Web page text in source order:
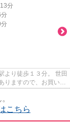
分
分
分
り徒歩１３分。 世田
りますので、お買い物
こちら